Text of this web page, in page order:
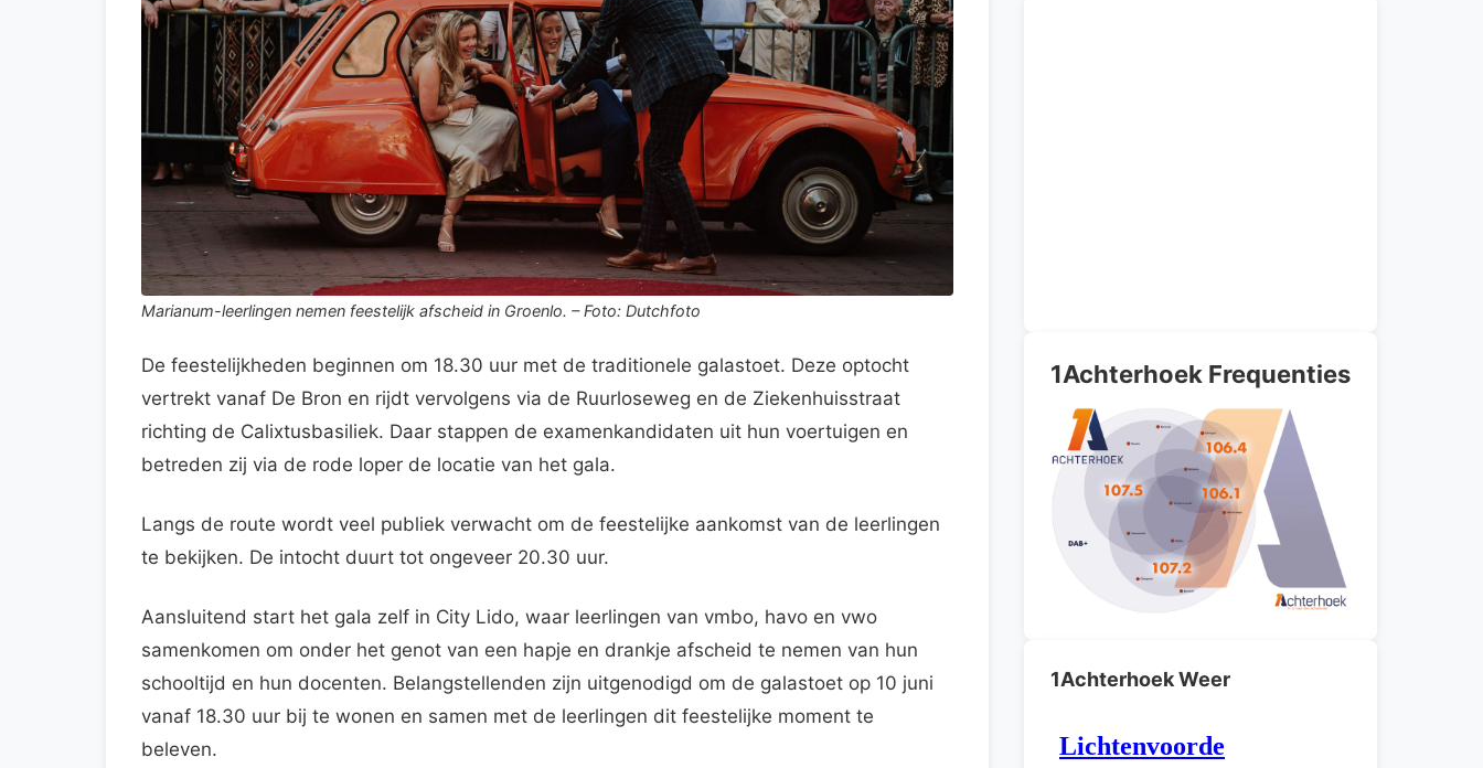
Marianum-leerlingen nemen feestelijk afscheid in Groenlo. – Foto: Dutchfoto
De feestelijkheden beginnen om 18.30 uur met de traditionele galastoet. Deze optocht
vertrekt vanaf De Bron en rijdt vervolgens via de Ruurloseweg en de Ziekenhuisstraat
richting de Calixtusbasiliek. Daar stappen de examenkandidaten uit hun voertuigen en
betreden zij via de rode loper de locatie van het gala.
Langs de route wordt veel publiek verwacht om de feestelijke aankomst van de leerlingen
te bekijken. De intocht duurt tot ongeveer 20.30 uur.
Aansluitend start het gala zelf in City Lido, waar leerlingen van vmbo, havo en vwo
samenkomen om onder het genot van een hapje en drankje afscheid te nemen van hun
schooltijd en hun docenten. Belangstellenden zijn uitgenodigd om de galastoet op 10 juni
vanaf 18.30 uur bij te wonen en samen met de leerlingen dit feestelijke moment te
beleven.
1Achterhoek Frequenties
1Achterhoek Weer